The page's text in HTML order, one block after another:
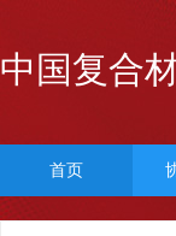
中国复合
首页